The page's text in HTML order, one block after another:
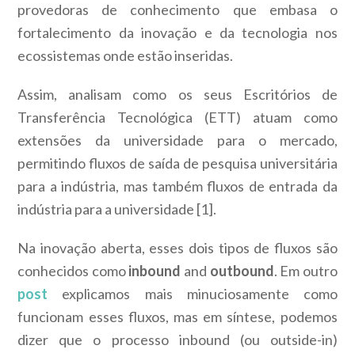
provedoras de conhecimento que embasa o
fortalecimento da inovação e da tecnologia nos
ecossistemas onde estão inseridas.
Assim, analisam como os seus Escritórios de
Transferência Tecnológica (ETT) atuam como
extensões da universidade para o mercado,
permitindo fluxos de saída de pesquisa universitária
para a indústria, mas também fluxos de entrada da
indústria para a universidade [1].
Na inovação aberta, esses dois tipos de fluxos são
conhecidos comoinbound and outbound. Em outro
post explicamos mais minuciosamente como
funcionam esses fluxos, mas em síntese, podemos
dizer que o processo inbound (ou outside-in)